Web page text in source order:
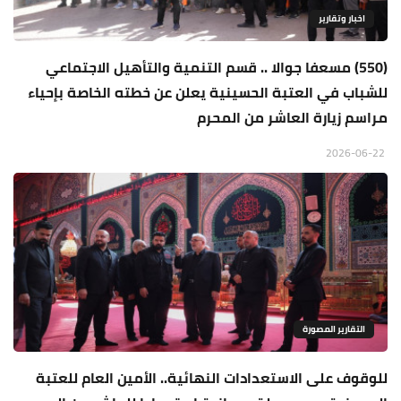
اخبار وتقارير
(550) مسعفا جوالا .. قسم التنمية والتأهيل الاجتماعي
للشباب في العتبة الحسينية يعلن عن خطته الخاصة بإحياء
مراسم زيارة العاشر من المحرم
التقارير المصورة
للوقوف على الاستعدادات النهائية.. الأمين العام للعتبة